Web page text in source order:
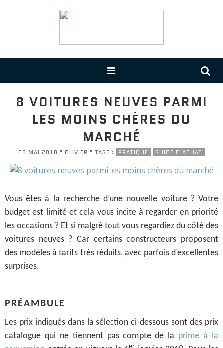
8 VOITURES NEUVES PARMI
LES MOINS CHÈRES DU
MARCHÉ
25 MAI 2018 " OLIVIER " TAGS : PRATIQUE GUIDE D'ACHAT
Vous êtes à la recherche d’une nouvelle voiture ? Votre
budget est limité et cela vous incite à regarder en priorité
les occasions ? Et si malgré tout vous regardiez du côté des
voitures neuves ? Car certains constructeurs proposent
des modèles à tarifs très réduits, avec parfois d’excellentes
surprises.
PRÉAMBULE
Les prix indiqués dans la sélection ci-dessous sont des prix
catalogue qui ne tiennent pas compte de la prime à la
er